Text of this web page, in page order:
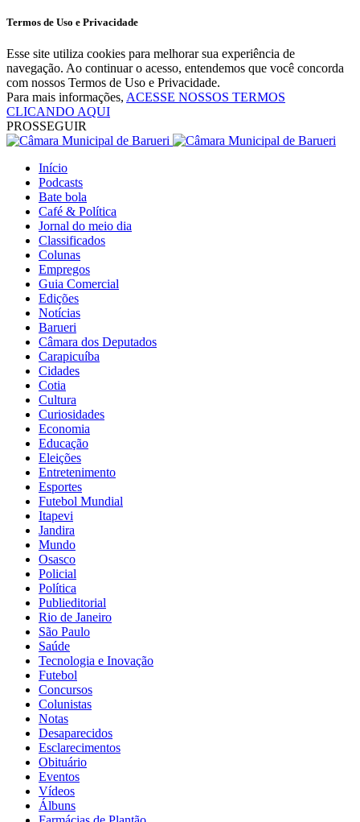
Termos de Uso e Privacidade
Esse site utiliza cookies para melhorar sua experiência de
navegação. Ao continuar o acesso, entendemos que você concorda
com nossos Termos de Uso e Privacidade.
Para mais informações, ACESSE NOSSOS TERMOS
CLICANDO AQUI
PROSSEGUIR
Início
Podcasts
Bate bola
Café & Política
Jornal do meio dia
Classificados
Colunas
Empregos
Guia Comercial
Edições
Notícias
Barueri
Câmara dos Deputados
Carapicuíba
Cidades
Cotia
Cultura
Curiosidades
Economia
Educação
Eleições
Entretenimento
Esportes
Futebol Mundial
Itapevi
Jandira
Mundo
Osasco
Policial
Política
Publieditorial
Rio de Janeiro
São Paulo
Saúde
Tecnologia e Inovação
Futebol
Concursos
Colunistas
Notas
Desaparecidos
Esclarecimentos
Obituário
Eventos
Vídeos
Álbuns